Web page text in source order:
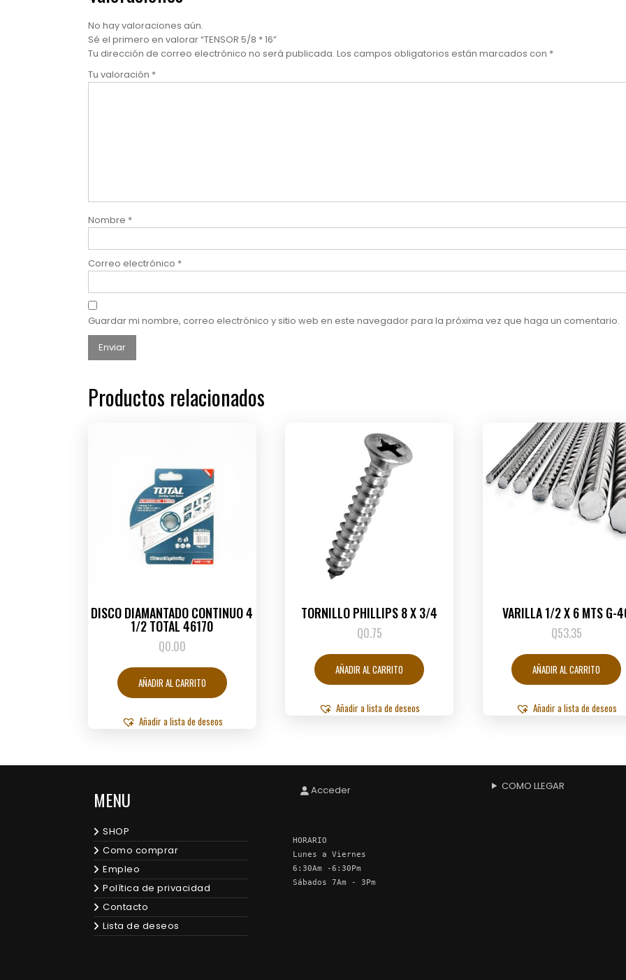
No hay valoraciones aún.
Sé el primero en valorar “TENSOR 5/8 * 16”
Tu dirección de correo electrónico no será publicada. Los campos obligatorios están marcados con *
Tu valoración *
Nombre *
Correo electrónico *
Guardar mi nombre, correo electrónico y sitio web en este navegador para la próxima vez que haga un comentario.
Productos relacionados
DISCO DIAMANTADO CONTINUO 4
1/2 TOTAL 46170
Q0.00
AÑADIR AL CARRITO
Añadir a lista de deseos
TORNILLO PHILLIPS 8 X 3/4
Q0.75
AÑADIR AL CARRITO
Añadir a lista de deseos
VARILLA 1/2 X 6 MTS G-
Q53.35
AÑADIR AL CARRITO
Añadir a lista de deseos
MENU
SHOP
Como comprar
Empleo
Política de privacidad
Contacto
Lista de deseos
Acceder
HORARIO
Lunes a Viernes
6:30Am -6:30Pm
Sábados 7Am - 3Pm
COMO LLEGAR